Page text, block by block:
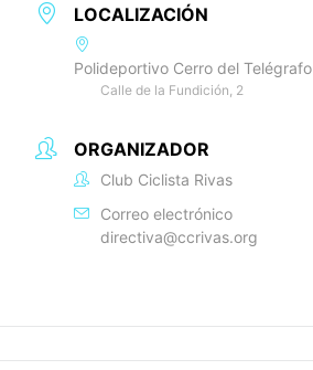
LOCALIZACIÓN
Polideportivo Cerro del Telégrafo
Calle de la Fundición, 2
ORGANIZADOR
Club Ciclista Rivas
Correo electrónico
directiva@ccrivas.org